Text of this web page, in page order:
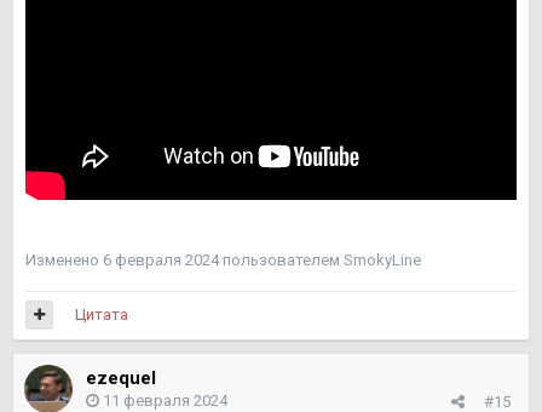
Изменено 6 февраля 2024пользователем SmokyLine
Цитата
ezequel
#15
11 февраля 2024